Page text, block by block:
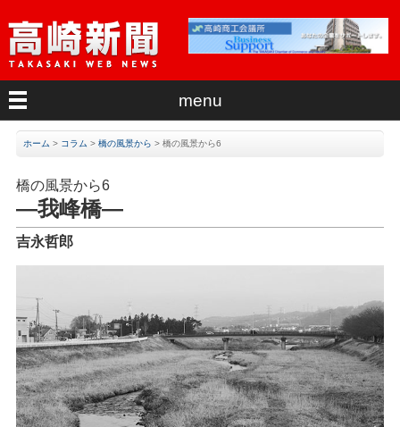
menu
ホーム > コラム >橋の風景から >橋の風景から6
橋の風景から6
―我峰橋―
吉永哲郎